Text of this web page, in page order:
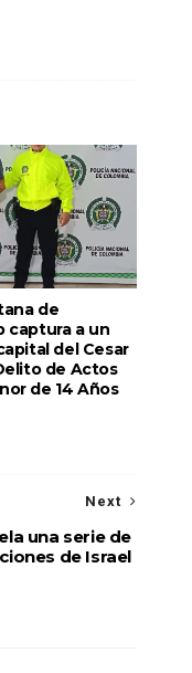
de
captura a un
del Cesar
de Actos
de 14 Años
Next
una serie de
de Israel